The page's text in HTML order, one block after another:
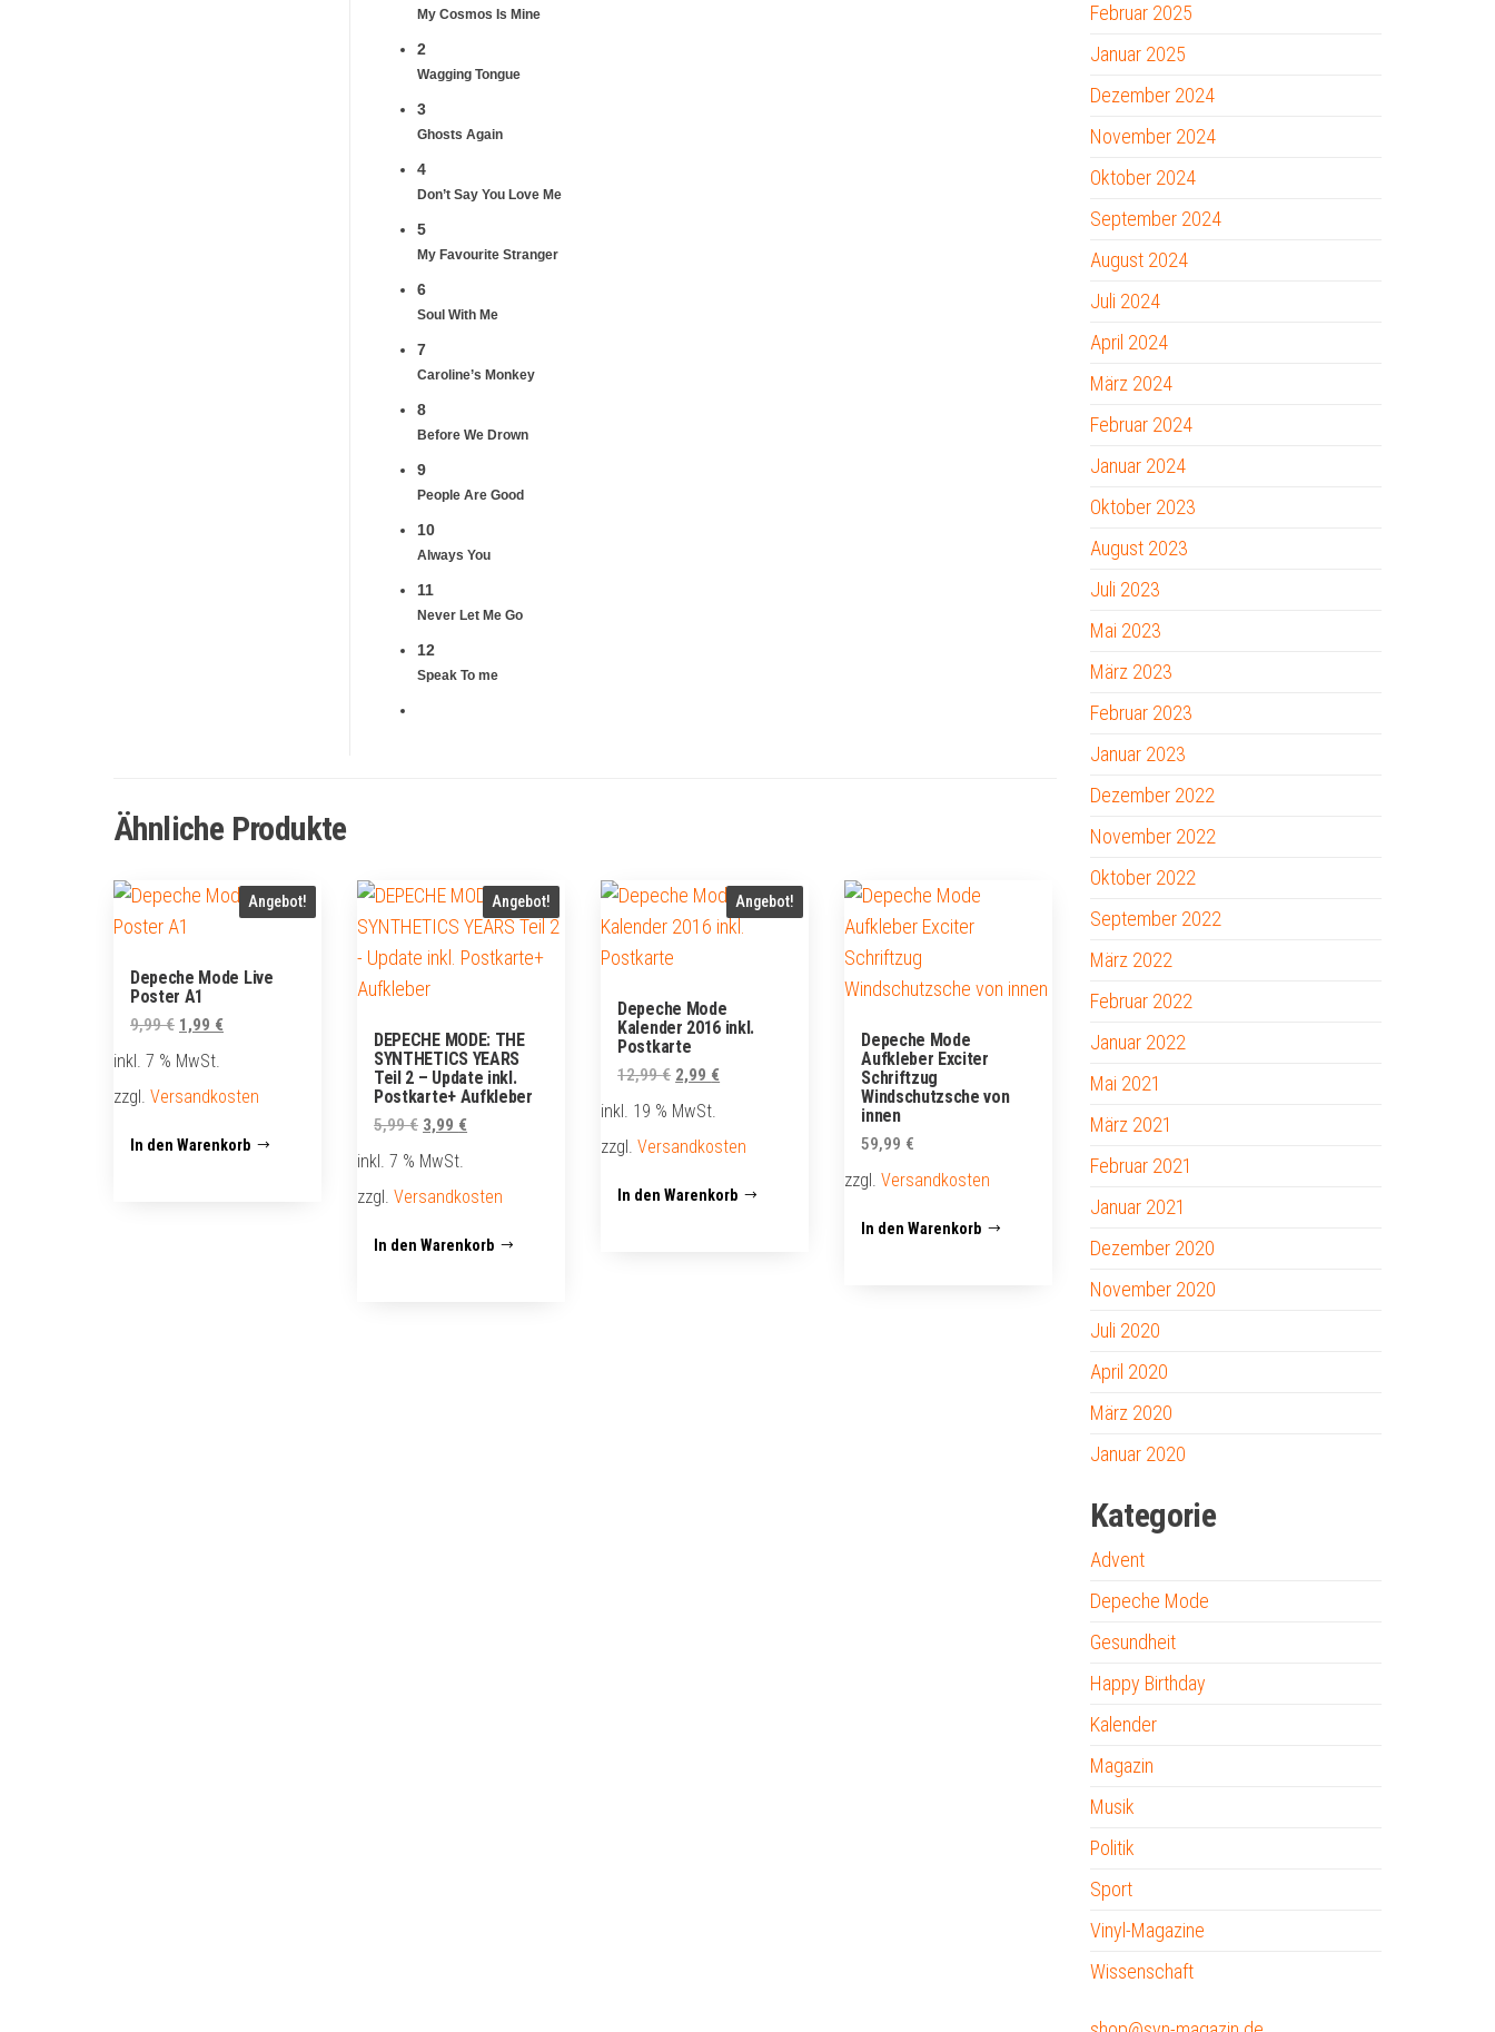
My Cosmos Is Mine
2
Wagging Tongue
3
Ghosts Again
4
Don’t Say You Love Me
5
My Favourite Stranger
6
Soul With Me
7
Caroline’s Monkey
8
Before We Drown
9
People Are Good
10
Always You
11
Never Let Me Go
12
Speak To me
Ähnliche Produkte
Angebot!
Depeche Mode Live
Poster A1
9,99€ Ursprünglicher
Preis
9,99 €
1,99 €
1,99 €.
inkl. 7 % MwSt.
zzgl. Versandkosten
In den Warenkorb
Angebot!
DEPECHE MODE: THE
SYNTHETICS YEARS
Teil 2 – Update inkl.
Postkarte+ Aufkleber
5,99€ Ursprünglicher
Preis
5,99 €
3,99 €
3,99 €.
inkl. 7 % MwSt.
zzgl.Versandkosten
In den Warenkorb
Angebot!
Depeche Mode
Kalender 2016 inkl.
Postkarte
12,99€ Ursprünglicher
Preis
12,99 €
2,99 €
2,99 €.
inkl. 19 % MwSt.
zzgl.Versandkosten
In den Warenkorb
Depeche Mode
Aufkleber Exciter
Schriftzug
Windschutzsche von
innen
59,99 €
zzgl.Versandkosten
In den Warenkorb
Februar 2025
Januar 2025
Dezember 2024
November 2024
Oktober 2024
September 2024
August 2024
Juli 2024
April 2024
März 2024
Februar 2024
Januar 2024
Oktober 2023
August 2023
Juli 2023
Mai 2023
März 2023
Februar 2023
Januar 2023
Dezember 2022
November 2022
Oktober 2022
September 2022
März 2022
Februar 2022
Januar 2022
Mai 2021
März 2021
Februar 2021
Januar 2021
Dezember 2020
November 2020
Juli 2020
April 2020
März 2020
Januar 2020
Kategorie
Advent
Depeche Mode
Gesundheit
Happy Birthday
Kalender
Magazin
Musik
Politik
Sport
Vinyl-Magazine
Wissenschaft